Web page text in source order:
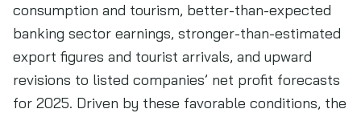
consumption and tourism, better-than-expected
banking sector earnings, stronger-than-estimated
export figures and tourist arrivals, and upward
revisions to listed companies’ net profit forecasts
for 2025. Driven by these favorable conditions, the